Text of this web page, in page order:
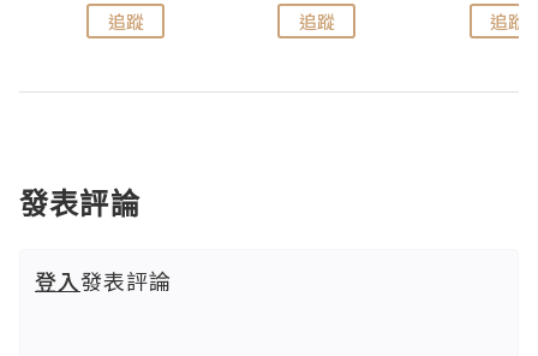
追蹤 追蹤 追蹤
發表評論
登入發表評論